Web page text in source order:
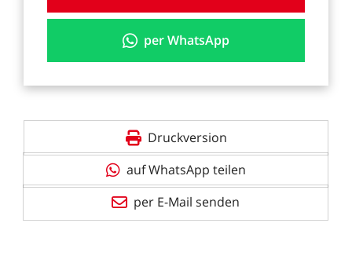
per WhatsApp
Druckversion
auf WhatsApp teilen
per E-Mail senden